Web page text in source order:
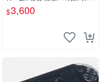
一年 品質有保障
$3,600